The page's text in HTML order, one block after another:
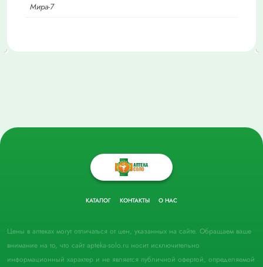
Мира-7
КАТАЛОГ КОНТАКТЫ О НАС
Цены в аптеках могут отличаться от цен, указанных на сайте. Обращаем ваше
внимание на то, что сайт apteka-solo.ru носит исключительно
информационный характер и не является публичной офертой, определяемой